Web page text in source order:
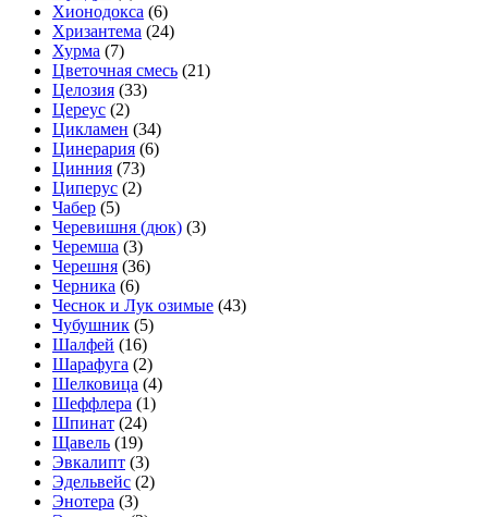
Хионодокса (6)
Хризантема (24)
Хурма (7)
Цветочная смесь (21)
Целозия (33)
Цереус (2)
Цикламен (34)
Цинерария (6)
Цинния (73)
Циперус (2)
Чабер (5)
Черевишня (дюк) (3)
Черемша (3)
Черешня (36)
Черника (6)
Чеснок и Лук озимые (43)
Чубушник (5)
Шалфей (16)
Шарафуга (2)
Шелковица (4)
Шеффлера (1)
Шпинат (24)
Щавель (19)
Эвкалипт (3)
Эдельвейс (2)
Энотера (3)